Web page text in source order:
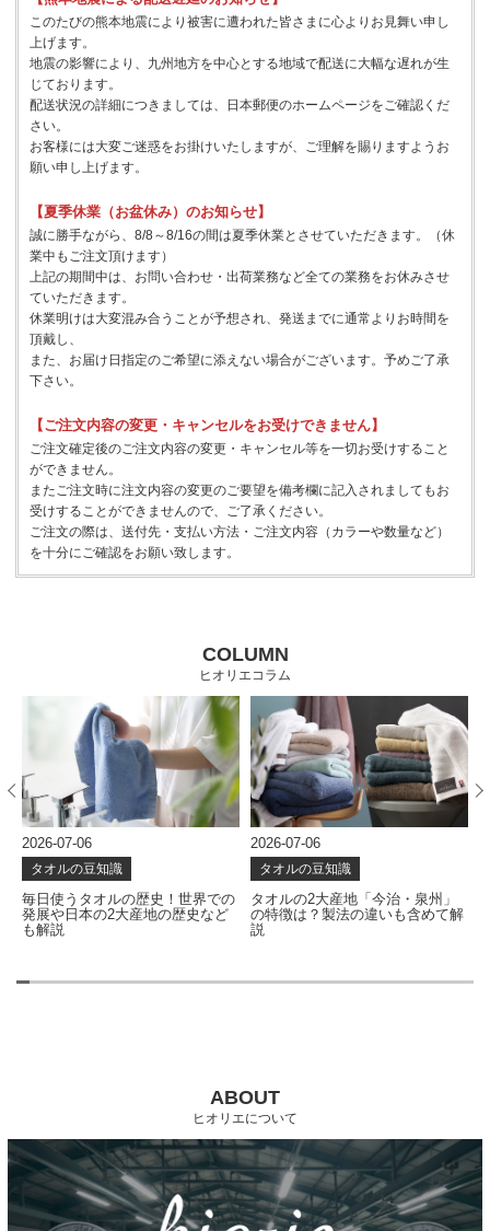
このたびの熊本地震により被害に遭われた皆さまに心よりお見舞い申し
上げます。
地震の影響により、九州地方を中心とする地域で配送に大幅な遅れが生
じております。
配送状況の詳細につきましては、日本郵便のホームページをご確認くだ
さい。
お客様には大変ご迷惑をお掛けいたしますが、ご理解を賜りますようお
願い申し上げます。
【夏季休業（お盆休み）のお知らせ】
誠に勝手ながら、8/8～8/16の間は夏季休業とさせていただきます。（休
業中もご注文頂けます）
上記の期間中は、お問い合わせ・出荷業務など全ての業務をお休みさせ
ていただきます。
休業明けは大変混み合うことが予想され、発送までに通常よりお時間を
頂戴し、
また、お届け日指定のご希望に添えない場合がございます。予めご了承
下さい。
【ご注文内容の変更・キャンセルをお受けできません】
ご注文確定後のご注文内容の変更・キャンセル等を一切お受けすること
ができません。
またご注文時に注文内容の変更のご要望を備考欄に記入されましてもお
受けすることができませんので、ご了承ください。
ご注文の際は、送付先・支払い方法・ご注文内容（カラーや数量など）
を十分にご確認をお願い致します。
COLUMN
ヒオリエコラム
界での
など
2026-07-06
タオルの豆知識
タオルの2大産地「今治・泉州」
の特徴は？製法の違いも含めて解
2026-06-24
タオルの豆知識
タオルはどう作られる？使い
を左右する製造工程を解説
ABOUT
ヒオリエについて